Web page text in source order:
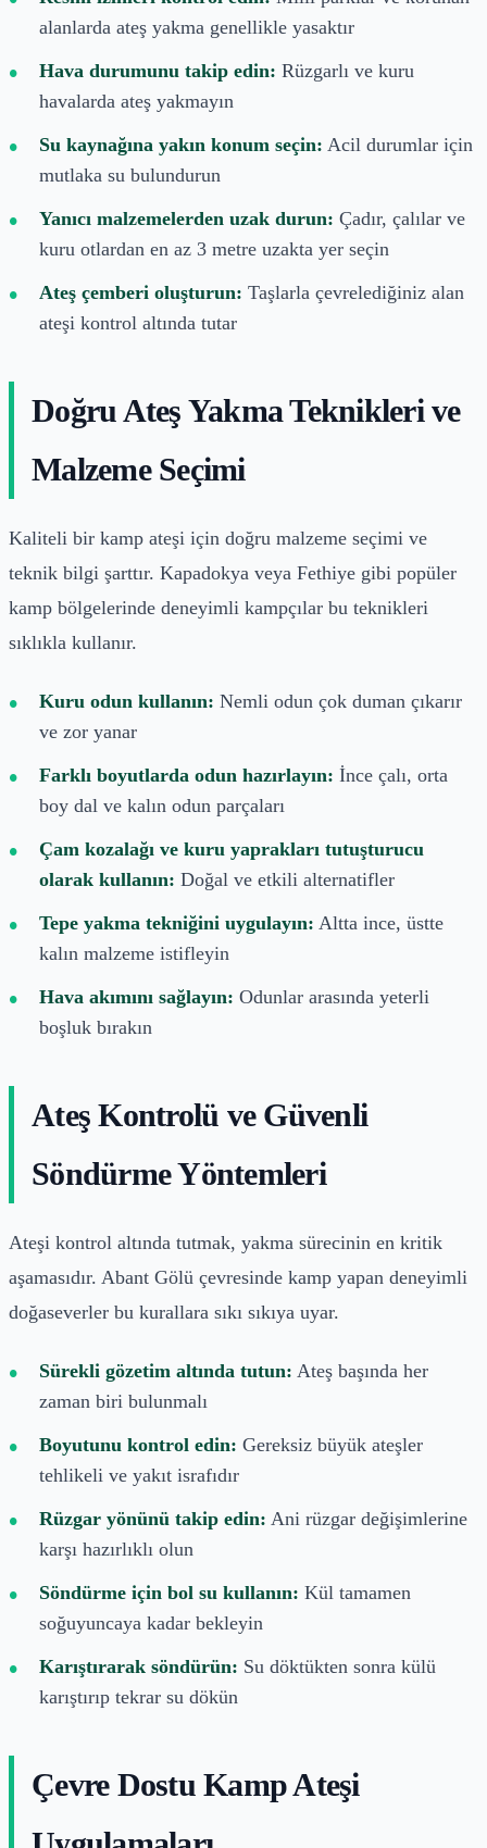
alanlarda ateş yakma genellikle yasaktır
Hava durumunu takip edin: Rüzgarlı ve kuru
havalarda ateş yakmayın
Su kaynağına yakın konum seçin: Acil durumlar için
mutlaka su bulundurun
Yanıcı malzemelerden uzak durun: Çadır, çalılar ve
kuru otlardan en az 3 metre uzakta yer seçin
Ateş çemberi oluşturun: Taşlarla çevrelediğiniz alan
ateşi kontrol altında tutar
Doğru Ateş Yakma Teknikleri ve
Malzeme Seçimi
Kaliteli bir kamp ateşi için doğru malzeme seçimi ve
teknik bilgi şarttır. Kapadokya veya Fethiye gibi popüler
kamp bölgelerinde deneyimli kampçılar bu teknikleri
sıklıkla kullanır.
Kuru odun kullanın: Nemli odun çok duman çıkarır
ve zor yanar
Farklı boyutlarda odun hazırlayın: İnce çalı, orta
boy dal ve kalın odun parçaları
Çam kozalağı ve kuru yaprakları tutuşturucu
olarak kullanın: Doğal ve etkili alternatifler
Tepe yakma tekniğini uygulayın: Altta ince, üstte
kalın malzeme istifleyin
Hava akımını sağlayın: Odunlar arasında yeterli
boşluk bırakın
Ateş Kontrolü ve Güvenli
Söndürme Yöntemleri
Ateşi kontrol altında tutmak, yakma sürecinin en kritik
aşamasıdır. Abant Gölü çevresinde kamp yapan deneyimli
doğaseverler bu kurallara sıkı sıkıya uyar.
Sürekli gözetim altında tutun: Ateş başında her
zaman biri bulunmalı
Boyutunu kontrol edin: Gereksiz büyük ateşler
tehlikeli ve yakıt israfıdır
Rüzgar yönünü takip edin: Ani rüzgar değişimlerine
karşı hazırlıklı olun
Söndürme için bol su kullanın: Kül tamamen
soğuyuncaya kadar bekleyin
Karıştırarak söndürün: Su döktükten sonra külü
karıştırıp tekrar su dökün
Çevre Dostu Kamp Ateşi